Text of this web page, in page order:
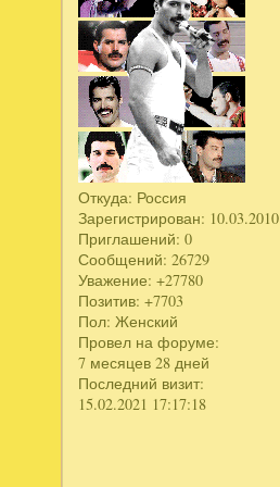
Откуда: Россия
Зарегистрирован: 10.03.2010
Приглашений: 0
Сообщений: 26729
Уважение: +27780
Позитив: +7703
Пол: Женский
Провел на форуме:
7 месяцев 28 дней
Последний визит:
15.02.2021 17:17:18